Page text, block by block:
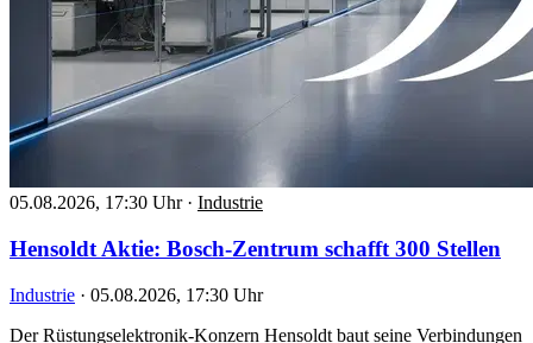
05.08.2026, 17:30 Uhr · Industrie
Hensoldt Aktie: Bosch-Zentrum schafft 300 Stellen
Industrie · 05.08.2026, 17:30 Uhr
Der Rüstungselektronik-Konzern Hensoldt baut seine Verbindungen